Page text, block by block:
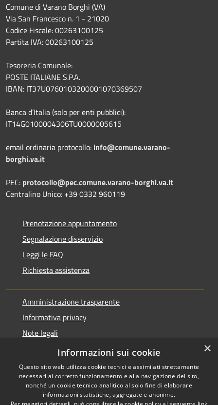
Comune di Varano Borghi (VA)
Via San Francesco n. 1 - 21020
Codice Fiscale: 00263100125
Partita IVA: 00263100125
Tesoreria Comunale:
POSTE ITALIANE S.P.A.
IBAN: IT37U0760103200001070369507
Banca d’Italia (solo per enti pubblici):
IT14G0100004306TU0000005615
email ordinaria protocollo: info@comune.varano-
borghi.va.it
PEC: protocollo@pec.comune.varano-borghi.va.it
Centralino Unico: +39 0332 960119
Prenotazione appuntamento
Segnalazione disservizio
Leggi le FAQ
Richiesta assistenza
Amministrazione trasparente
Informativa privacy
Note legali
Dichiarazione di accessibilità
Copyright © 2026 • Comune di
×
Informazioni sui cookie
Questo sito web utilizza cookie tecnici e assimilati strettamente
necessari al corretto funzionamento e alla navigazione del sito,
nonché un cookie tecnico analitico al solo fine di elaborare
informazioni statistiche, aggregate e anonime.